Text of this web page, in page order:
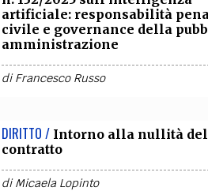
artificiale: responsabilità
civile e governance della
amministrazione
diFrancesco Russo
DIRITTO / Intorno alla nullità del
contratto
diMicaela Lopinto